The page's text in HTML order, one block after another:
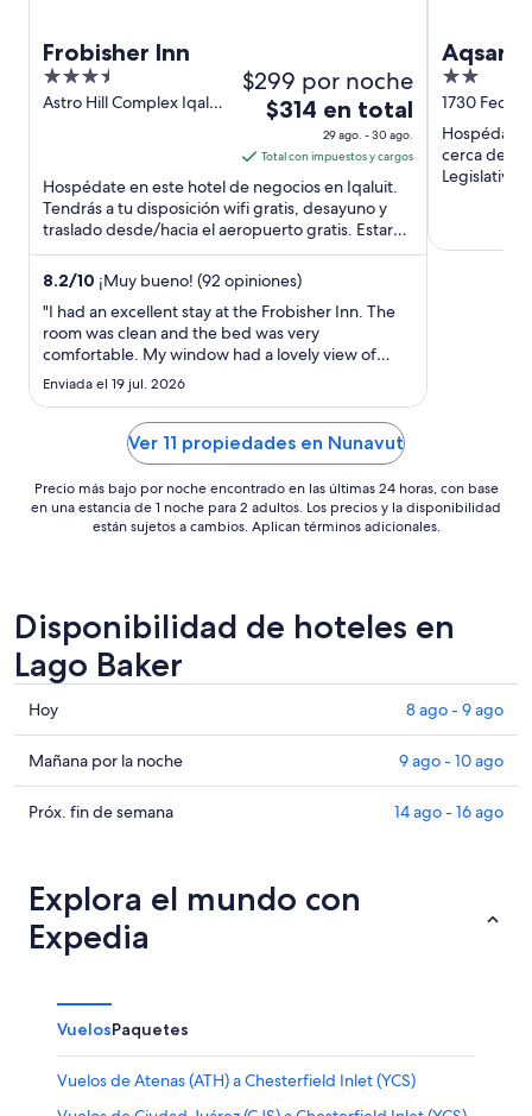
Frobisher Inn
3.5
out
Astro Hill Complex Iqaluit
$299 por noche
El
es
de
$314
en
total
por
noche
del
29
al
30
ago
$314 en total
29 ago. - 30 ago.
Total con impuestos y cargos
Hospédate en este hotel de negocios en Iqaluit.
Tendrás a tu disposición wifi gratis, desayuno y
traslado desde/hacia el aeropuerto gratis. Estarás
muy cerca ...
8.2/10 ¡Muy bueno! (92 opiniones)
"I had an excellent stay at the Frobisher Inn. The
room was clean and the bed was very
comfortable. My window had a lovely view of
Hospital Hill! The on-site restaurant, The Frob, was
delicious. I tried the Arctic char one night for
dinner. The location of the hotel is great, as it's
walking distance ..."
Enviada el 19 jul. 2026
Centre
2
out
of
5
1730
Hospédate
cerca de
Legislative
Ver 11 propiedades en Nunavut
Precio más bajo por noche encontrado en las últimas 24 horas, con base
en una estancia de 1 noche para 2 adultos. Los precios y la disponibilidad
están sujetos a cambios. Aplican términos adicionales.
Disponibilidad de hoteles en
Lago Baker
Consultar
precios
en
Lago
Baker
8
ago
-
Hoy 8 ago - 9 ago
Consultar
precios
en
para
mañana
por
ago
ago
Mañana por la noche 9 ago - 10 ago
Consultar
Lago
Baker
para
semana,
Próx. fin de semana 14 ago - 16 ago
Explora el mundo con
Expedia
VuelosPaquetes
Vuelos de Atenas (ATH) a Chesterfield Inlet (YCS)